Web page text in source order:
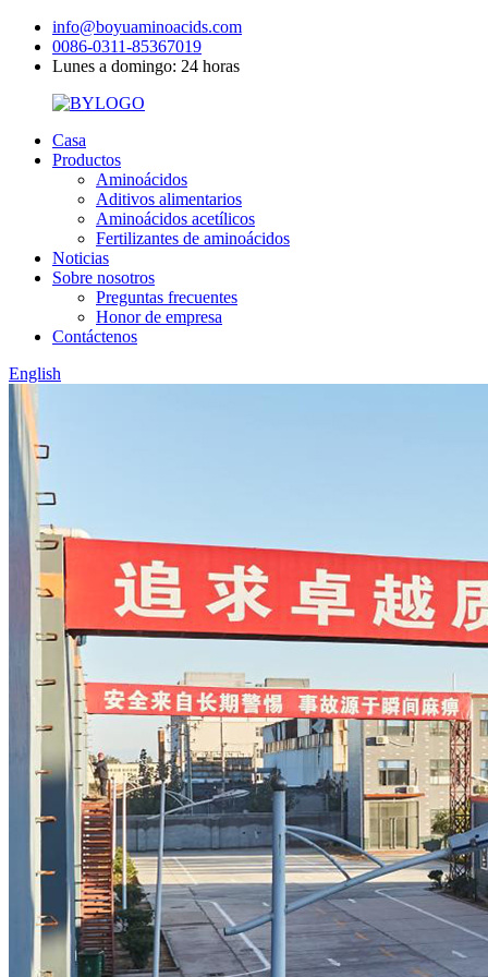
info@boyuaminoacids.com
0086-0311-85367019
Lunes a domingo: 24 horas
Casa
Productos
Aminoácidos
Aditivos alimentarios
Aminoácidos acetílicos
Fertilizantes de aminoácidos
Noticias
Sobre nosotros
Preguntas frecuentes
Honor de empresa
Contáctenos
English